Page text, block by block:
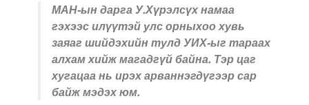
МАН-ын дарга У.Хүрэлсүх намаа
гэхээс илүүтэй улс орныхоо хувь
заяаг шийдэхийн тулд УИХ-ыг тараах
алхам хийж магадгүй байна. Тэр цаг
хугацаа нь ирэх арваннэгдүгээр сар
байж мэдэх юм.